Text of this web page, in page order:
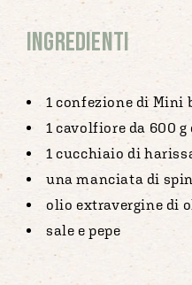
Ingredienti
1 confezione di Mini
1 cavolfiore da 600 g
1 cucchiaio di
una manciata di
olio extravergine di
sale e pepe